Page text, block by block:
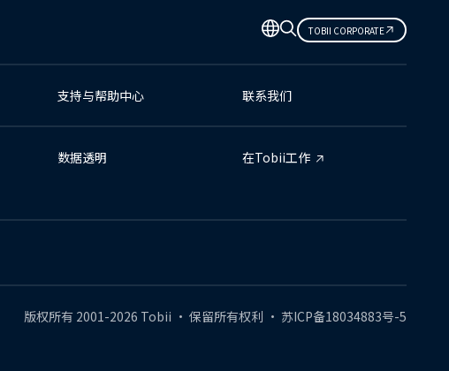
TOBII CORPORATE
支持与帮助中心 联系我们
数据透明
在Tobii工作
版权所有 2001-2026 Tobii • 保留所有权利 • 苏ICP备18034883号-5